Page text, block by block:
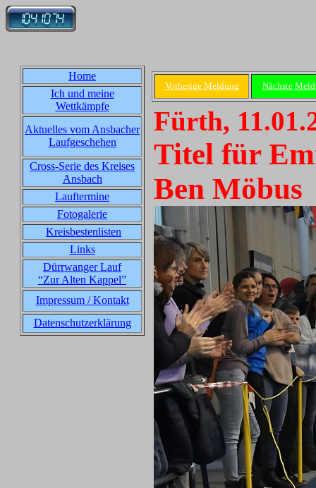
Home
Ich und meine
Wettkämpfe
Aktuelles vom Ansbacher
Laufgeschehen
Cross-Serie des Kreises
Ansbach
Lauftermine
Fotogalerie
Kreisbestenlisten
Links
Dürrwanger Lauf
“Zur Alten Kappel”
Impressum / Kontakt
Datenschutzerklärung
Vorherige Meldung Nächste
Fürth,
Titel für
Ben Möbus